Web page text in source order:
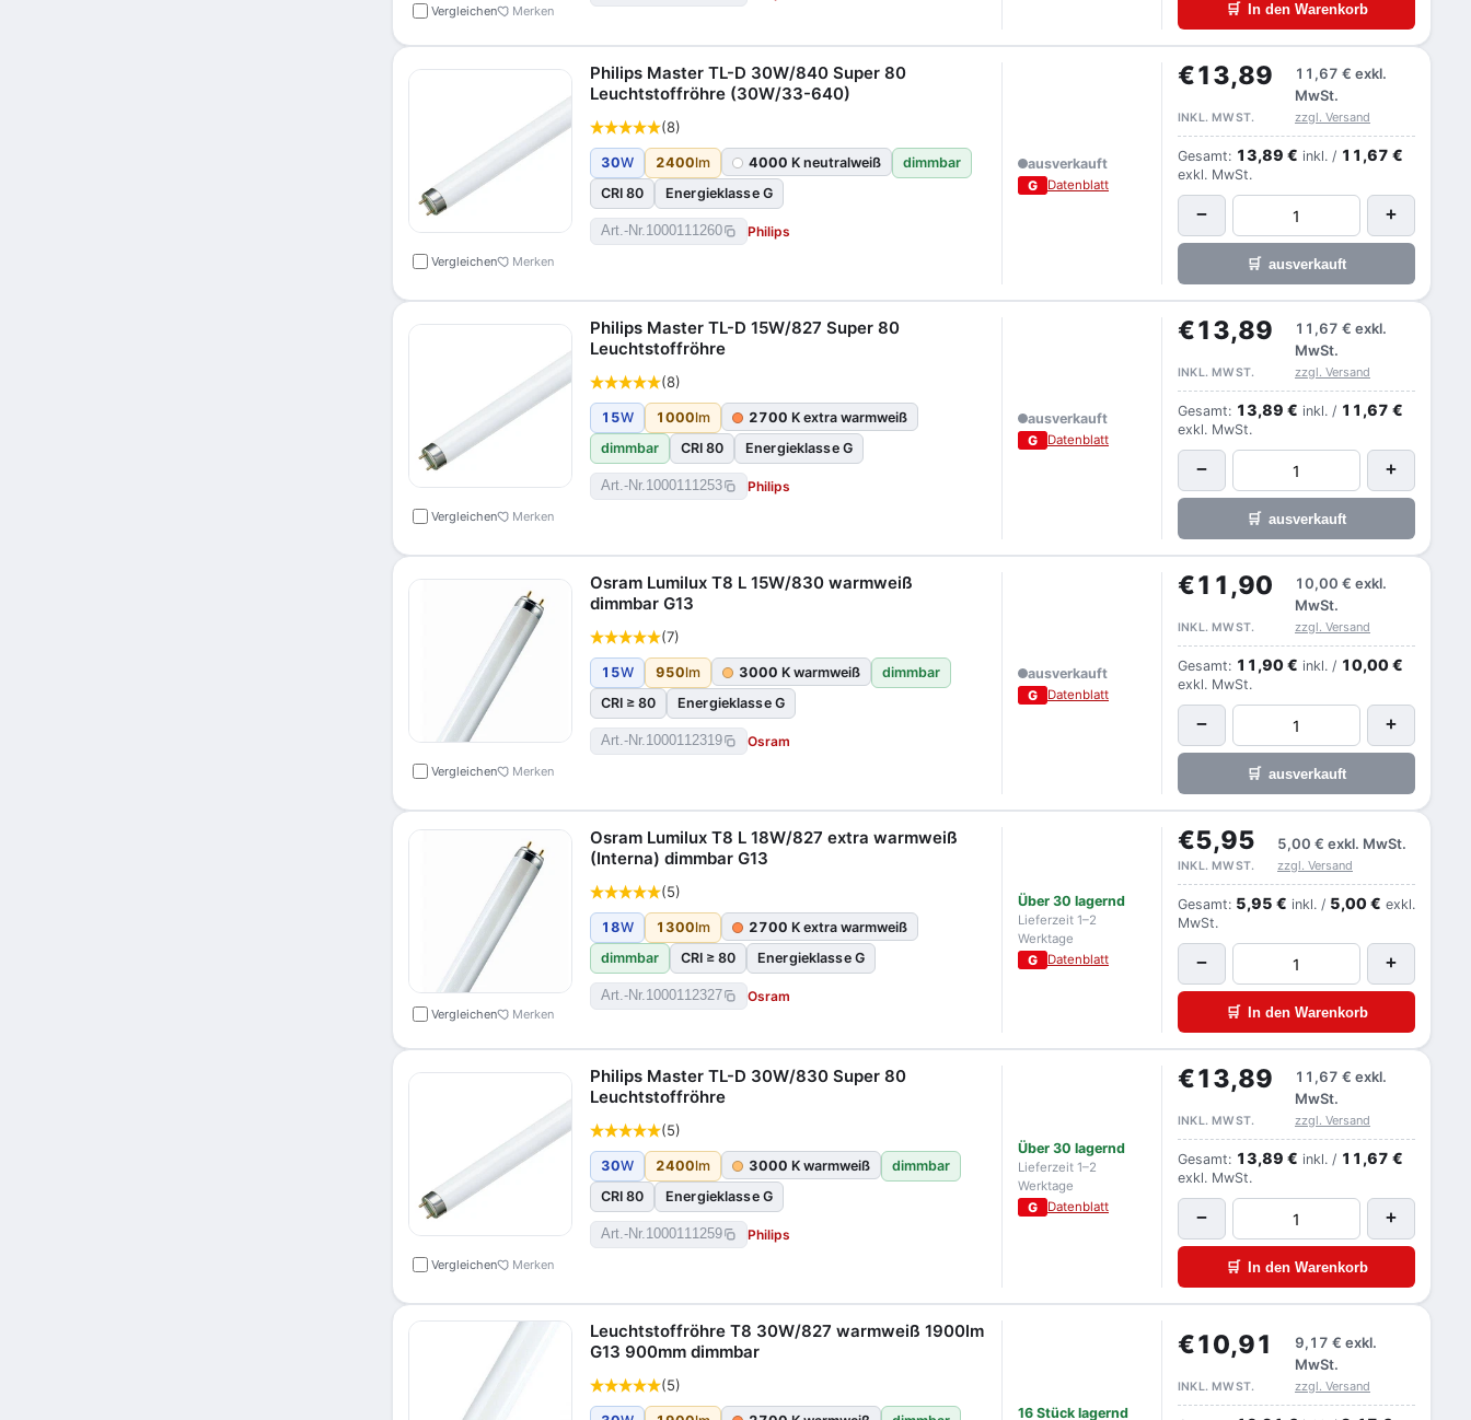
Vergleichen Merken 🛒 In den Warenkorb
Vergleichen Merken
Philips Master TL-D 30W/840 Super 80
Leuchtstoffröhre (30W/33-640)
(8)
30W 2400lm 4000 K neutralweiß
dimmbar
CRI 80
Energieklasse G
Art.-Nr.1000111260 Philips
ausverkauft
G
Datenblatt
€13,89 11,67 € exkl.
MwSt.
INKL. MWST. zzgl. Versand
Gesamt: 13,89 € inkl. / 11,67 €
exkl. MwSt.
− +
🛒 ausverkauft
Vergleichen Merken
Philips Master TL-D 15W/827 Super 80
Leuchtstoffröhre
(8)
15W 1000lm 2700 K extra warmweiß
dimmbar
CRI 80 Energieklasse G
Art.-Nr.1000111253 Philips
ausverkauft
G
Datenblatt
€13,89 11,67 € exkl.
MwSt.
INKL. MWST. zzgl. Versand
Gesamt: 13,89 € inkl. / 11,67 €
exkl. MwSt.
− +
🛒 ausverkauft
Vergleichen Merken
Osram Lumilux T8 L 15W/830 warmweiß
dimmbar G13
(7)
15W 950lm 3000 K warmweiß
dimmbar
CRI ≥ 80
Energieklasse G
Art.-Nr.1000112319 Osram
ausverkauft
G
Datenblatt
€11,90 10,00 € exkl.
MwSt.
INKL. MWST. zzgl. Versand
Gesamt: 11,90 € inkl. / 10,00 €
exkl. MwSt.
− +
🛒 ausverkauft
Vergleichen Merken
Osram Lumilux T8 L 18W/827 extra warmweiß
(Interna) dimmbar G13
(5)
18W 1300lm 2700 K extra warmweiß
dimmbar
CRI ≥ 80 Energieklasse G
Art.-Nr.1000112327 Osram
Über 30 lagernd
Lieferzeit 1–2
Werktage
G Datenblatt
€5,95 5,00 € exkl. MwSt.
INKL. MWST. zzgl. Versand
Gesamt: 5,95 € inkl. / 5,00 € exkl.
MwSt.
− +
🛒 In den Warenkorb
Vergleichen Merken
Philips Master TL-D 30W/830 Super 80
Leuchtstoffröhre
(5)
30W 2400lm 3000 K warmweiß
dimmbar
CRI 80
Energieklasse G
Art.-Nr.1000111259 Philips
Über 30 lagernd
Lieferzeit 1–2
Werktage
G Datenblatt
€13,89 11,67 € exkl.
MwSt.
INKL. MWST. zzgl. Versand
Gesamt: 13,89 € inkl. / 11,67 €
exkl. MwSt.
− +
🛒 In den Warenkorb
Leuchtstoffröhre T8 30W/827 warmweiß 1900lm
G13 900mm dimmbar
(5)
16 Stück lagernd
€10,91 9,17 € exkl.
MwSt.
INKL. MWST. zzgl. Versand